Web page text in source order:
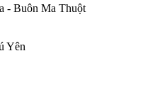
- Buôn Ma Thuột
Yên